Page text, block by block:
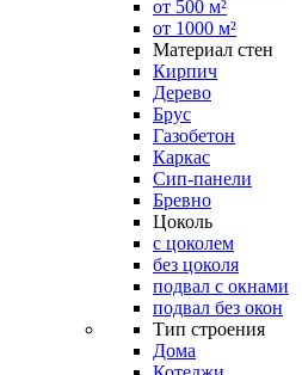
от 500 м²
от 1000 м²
Материал стен
Кирпич
Дерево
Брус
Газобетон
Каркас
Сип-панели
Бревно
Цоколь
с цоколем
без цоколя
подвал с окнами
подвал без окон
Тип строения
Дома